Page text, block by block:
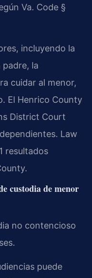
Va. Code §
incluyendo la
la
cuidar al menor,
El Henrico County
District Court
Law
resultados
custodia de menor
no contencioso
puede